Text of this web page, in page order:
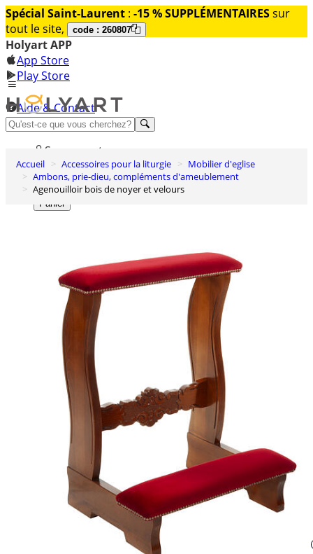
Spécial Saint-Laurent : -15 % SUPPLÉMENTAIRESsur
tout le site,
code : 260807
Holyart APP
App Store
Play Store
Aide & Contact
Découvrez Premium
Se connecter
Liste des envies
0
Panier
Accueil Accessoires pour la liturgie
Mobilier d'eglise
Ambons, prie-dieu, compléments d'ameublement
Agenouilloir bois de noyer et velours